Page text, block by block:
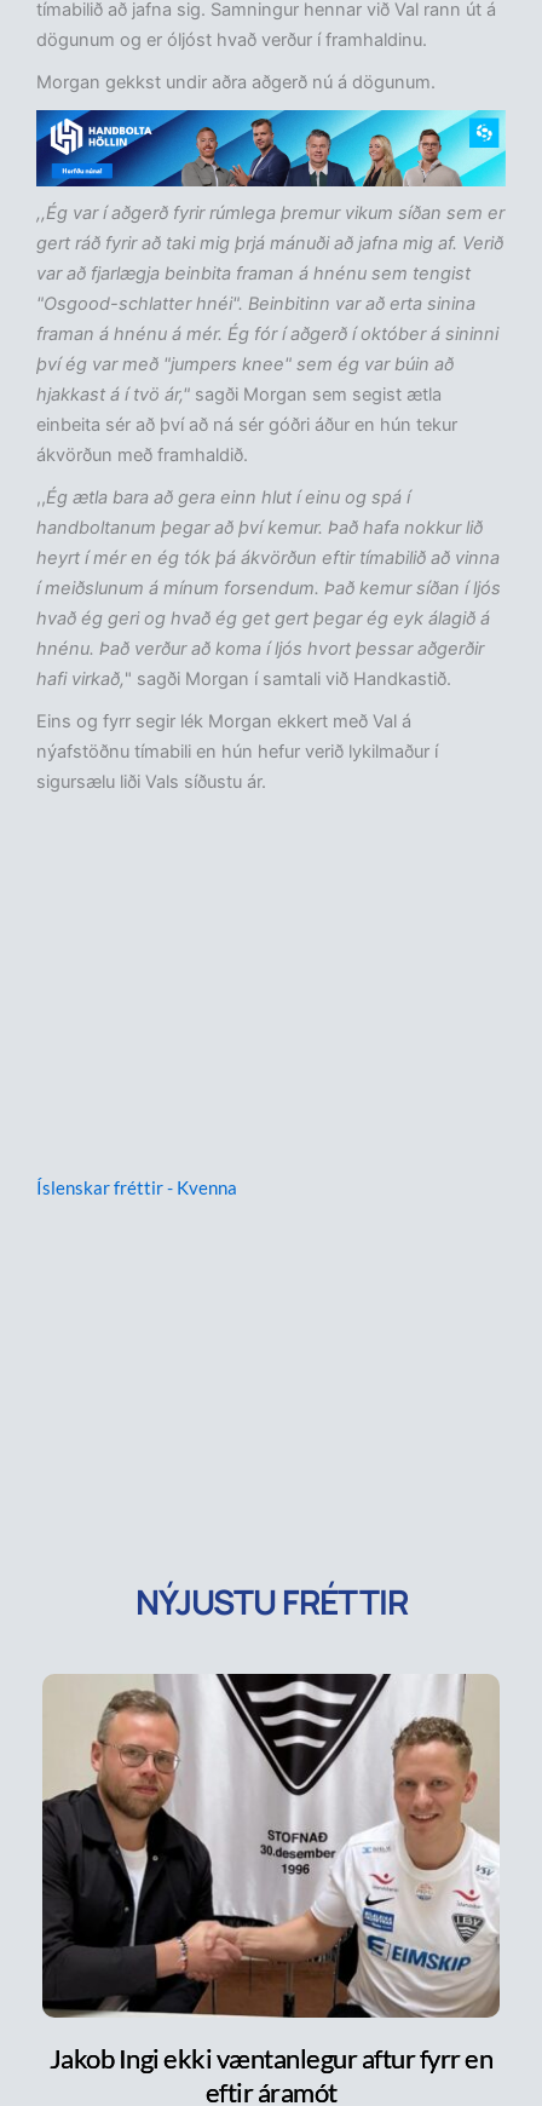
tímabilið að jafna sig. Samningur hennar við Val rann út á
dögunum og er óljóst hvað verður í framhaldinu.
Morgan gekkst undir aðra aðgerð nú á dögunum.
,,Ég var í aðgerð fyrir rúmlega þremur vikum síðan sem er
gert ráð fyrir að taki mig þrjá mánuði að jafna mig af. Verið
var að fjarlægja beinbita framan á hnénu sem tengist
"Osgood-schlatter hnéi". Beinbitinn var að erta sinina
framan á hnénu á mér. Ég fór í aðgerð í október á sininni
því ég var með "jumpers knee" sem ég var búin að
hjakkast á í tvö ár," sagði Morgan sem segist ætla
einbeita sér að því að ná sér góðri áður en hún tekur
ákvörðun með framhaldið.
,,Ég ætla bara að gera einn hlut í einu og spá í
handboltanum þegar að því kemur. Það hafa nokkur lið
heyrt í mér en ég tók þá ákvörðun eftir tímabilið að vinna
í meiðslunum á mínum forsendum. Það kemur síðan í ljós
hvað ég geri og hvað ég get gert þegar ég eyk álagið á
hnénu. Það verður að koma í ljós hvort þessar aðgerðir
hafi virkað," sagði Morgan í samtali við Handkastið.
Eins og fyrr segir lék Morgan ekkert með Val á
nýafstöðnu tímabili en hún hefur verið lykilmaður í
sigursælu liði Vals síðustu ár.
Íslenskar fréttir - Kvenna
NÝJUSTU FRÉTTIR
Jakob Ingi ekki væntanlegur aftur fyrr en
eftir áramót